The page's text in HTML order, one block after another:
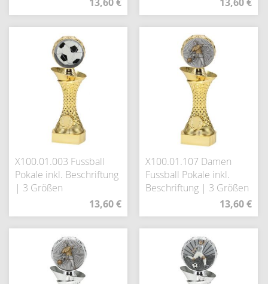
X100.01.003 Fussball
Pokale inkl. Beschriftung
| 3 Größen
13,60 €
X100.01.107 Damen
Fussball Pokale inkl.
Beschriftung | 3 Größen
13,60 €